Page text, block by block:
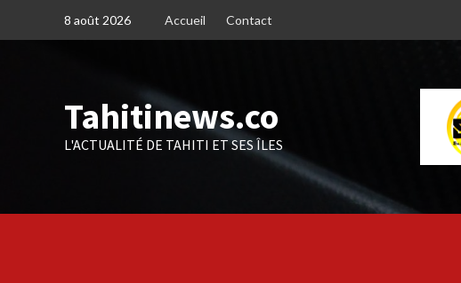
8 août 2026 Accueil Contact
Tahitinews.co
L'ACTUALITÉ DE TAHITI ET SES ÎLES